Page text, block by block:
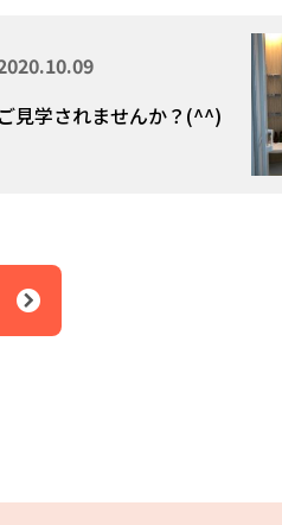
ご見学されませんか？(^^)